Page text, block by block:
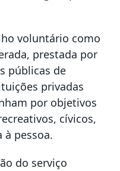
voluntário como
prestada por
públicas de
privadas
por objetivos
cívicos,
à pessoa.
do serviço